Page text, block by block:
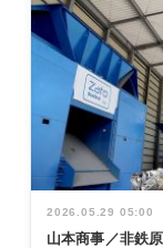
2026.05.29 05:00
山本商事／非鉄